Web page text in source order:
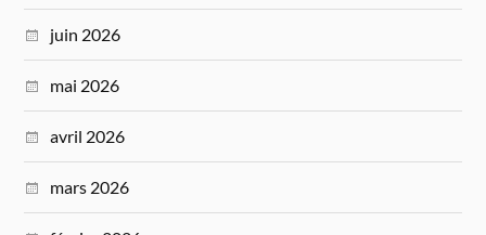
juin 2026
mai 2026
avril 2026
mars 2026